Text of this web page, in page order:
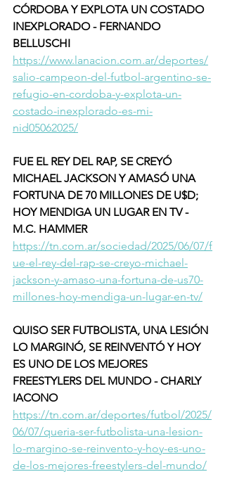
CÓRDOBA Y EXPLOTA UN COSTADO
INEXPLORADO - FERNANDO
BELLUSCHI
https://www.lanacion.com.ar/deportes/
salio-campeon-del-futbol-argentino-se-
refugio-en-cordoba-y-explota-un-
costado-inexplorado-es-mi-
nid05062025/
FUE EL REY DEL RAP, SE CREYÓ
MICHAEL JACKSON Y AMASÓ UNA
FORTUNA DE 70 MILLONES DE U$D;
HOY MENDIGA UN LUGAR EN TV -
M.C. HAMMER
https://tn.com.ar/sociedad/2025/06/07/f
ue-el-rey-del-rap-se-creyo-michael-
jackson-y-amaso-una-fortuna-de-us70-
millones-hoy-mendiga-un-lugar-en-tv/
QUISO SER FUTBOLISTA, UNA LESIÓN
LO MARGINÓ, SE REINVENTÓ Y HOY
ES UNO DE LOS MEJORES
FREESTYLERS DEL MUNDO - CHARLY
IACONO
https://tn.com.ar/deportes/futbol/2025/
06/07/queria-ser-futbolista-una-lesion-
lo-margino-se-reinvento-y-hoy-es-uno-
de-los-mejores-freestylers-del-mundo/